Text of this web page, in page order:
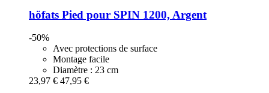
höfats Pied pour SPIN 1200, Argent
-50%
Avec protections de surface
Montage facile
Diamètre : 23 cm
23,97 € 47,95 €